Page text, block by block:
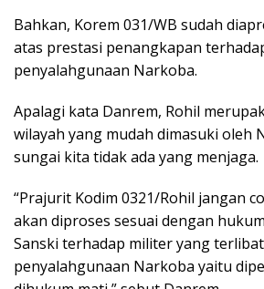
Bahkan, Korem 031/WB sudah
atas prestasi penangkapan
penyalahgunaan Narkoba.
Apalagi kata Danrem, Rohil
wilayah yang mudah dimasuki oleh
sungai kita tidak ada yang menjaga.
“Prajurit Kodim 0321/Rohil jangan
akan diproses sesuai dengan
Sanski terhadap militer yang
penyalahgunaan Narkoba yaitu